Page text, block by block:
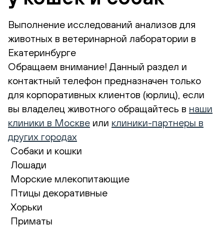
Выполнение исследований анализов для
животных в ветеринарной лаборатории в
Екатеринбурге
Обращаем внимание! Данный раздел и
контактный телефон предназначен только
для корпоративных клиентов (юрлиц), если
вы владелец животного обращайтесь в наши
клиники в Москве или клиники-партнеры в
других городах
Собаки и кошки
Лошади
Морские млекопитающие
Птицы декоративные
Хорьки
Приматы